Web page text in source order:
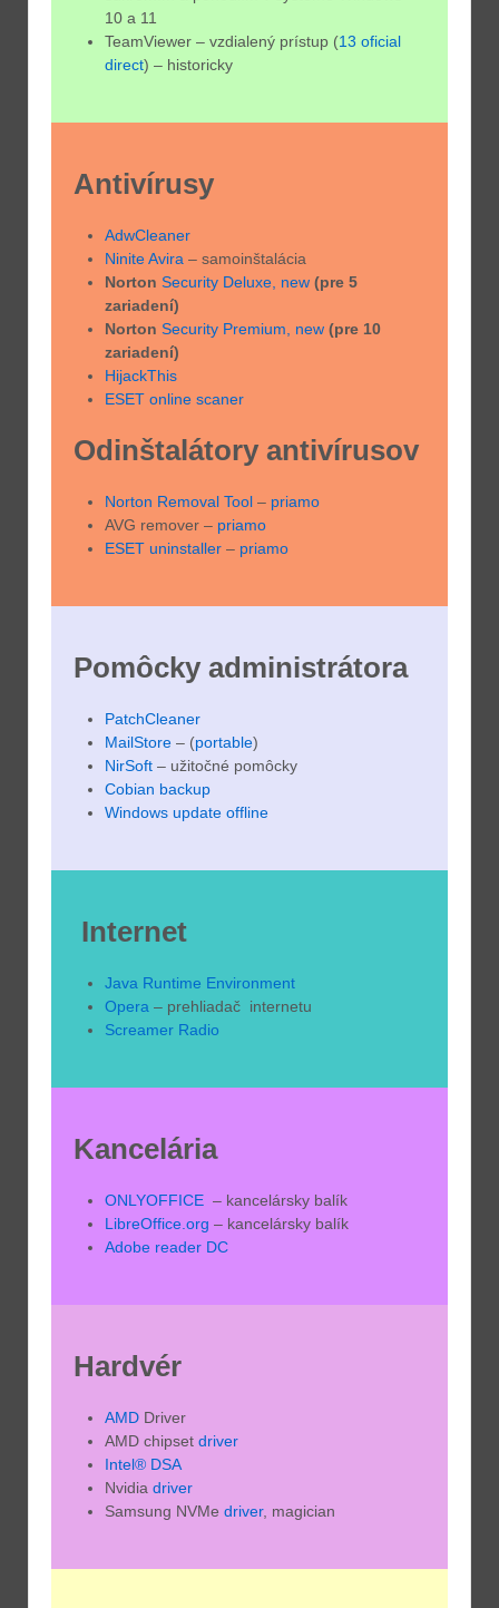
10 a 11
TeamViewer – vzdialený prístup (13 oficial
direct) – historicky
Antivírusy
AdwCleaner
Ninite Avira – samoinštalácia
Norton Security Deluxe, new (pre 5
zariadení)
Norton Security Premium, new (pre 10
zariadení)
HijackThis
ESET online scaner
Odinštalátory antivírusov
Norton Removal Tool – priamo
AVG remover – priamo
ESET uninstaller – priamo
Pomôcky administrátora
PatchCleaner
MailStore – (portable)
NirSoft – užitočné pomôcky
Cobian backup
Windows update offline
Internet
Java Runtime Environment
Opera – prehliadač internetu
Screamer Radio
Kancelária
ONLYOFFICE – kancelársky balík
LibreOffice.org – kancelársky balík
Adobe reader DC
Hardvér
AMD Driver
AMD chipset driver
Intel® DSA
Nvidia driver
Samsung NVMe driver, magician